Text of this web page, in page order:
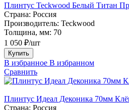
Плинтус Teckwood Белый Титан
Страна: Россия
Производитель: Teckwood
Толщина, мм: 70
1 050 ₽/шт
Купить
В избранное В избранном
Сравнить
Плинтус Идеал Деконика 70мм
Страна: Россия